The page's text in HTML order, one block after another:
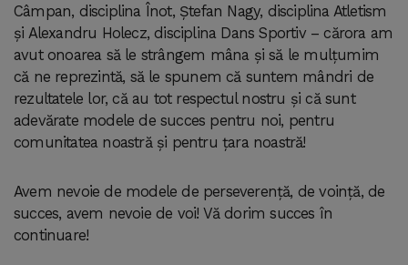
Câmpan, disciplina Înot, Ștefan Nagy, disciplina Atletism
și Alexandru Holecz, disciplina Dans Sportiv – cărora am
avut onoarea să le strângem mâna și să le mulțumim
că ne reprezintă, să le spunem că suntem mândri de
rezultatele lor, că au tot respectul nostru și că sunt
adevărate modele de succes pentru noi, pentru
comunitatea noastră și pentru țara noastră!
Avem nevoie de modele de perseverență, de voință, de
succes, avem nevoie de voi! Vă dorim succes în
continuare!